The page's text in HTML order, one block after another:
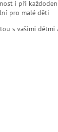
i při
pro malé děti
s vašimi